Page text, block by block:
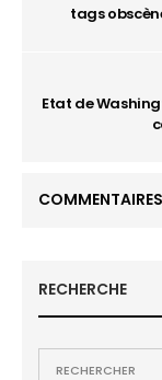
tags
Etat de
COMMENTAIRES
RECHERCHE